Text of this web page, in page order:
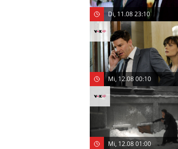
Di, 11.08 23:10
Mi, 12.08 00:10
Mi, 12.08 01:00